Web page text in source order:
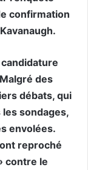
confirmation
des
débats, qui
les sondages,
envolées.
reproché
contre le